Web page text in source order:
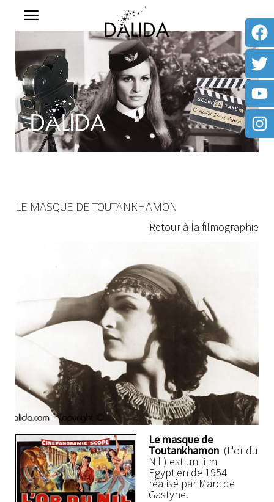
LE MASQUE DE TOUTANKHAMON
Retour à la filmographie
Le masque de
Toutankhamon (L'or du
Nil ) est un film
Egyptien de 1954
réalisé par Marc de
Gastyne.